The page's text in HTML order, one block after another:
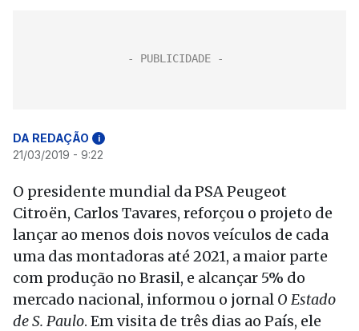
DA REDAÇÃO i
21/03/2019 - 9:22
O presidente mundial da PSA Peugeot
Citroën, Carlos Tavares, reforçou o projeto de
lançar ao menos dois novos veículos de cada
uma das montadoras até 2021, a maior parte
com produção no Brasil, e alcançar 5% do
mercado nacional, informou o jornal O Estado
de S. Paulo. Em visita de três dias ao País, ele